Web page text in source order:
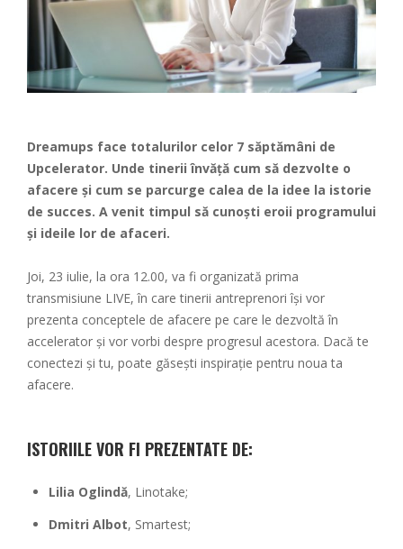
Dreamups face totalurilor celor 7 săptămâni de
Upcelerator. Unde tinerii învăță cum să dezvolte o
afacere și cum se parcurge calea de la idee la istorie
de succes. A venit timpul să cunoști eroii programului
și ideile lor de afaceri.
Joi, 23 iulie, la ora 12.00, va fi organizată prima
transmisiune LIVE, în care tinerii antreprenori își vor
prezenta conceptele de afacere pe care le dezvoltă în
accelerator și vor vorbi despre progresul acestora. Dacă te
conectezi și tu, poate găsești inspirație pentru noua ta
afacere.
ISTORIILE VOR FI PREZENTATE DE:
Lilia Oglindă, Linotake;
Dmitri Albot, Smartest;